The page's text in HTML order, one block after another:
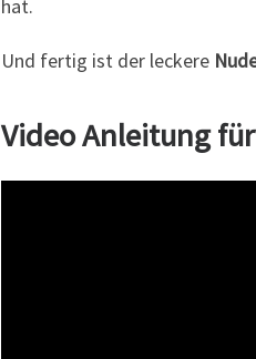
hat.
Und fertig ist der leckere
Video Anleitung